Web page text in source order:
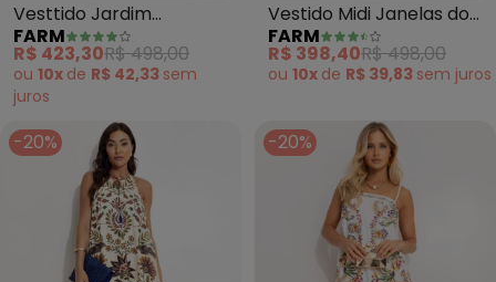
Vesttido Jardim
Majestoso (Bege)
FARM
R$ 423,30R$ 498,00
ou 10x de R$ 42,33 sem
juros
Vestido Midi Janelas do
Cerrado (Bege)
FARM
R$ 398,40R$ 498,00
ou 10x de R$ 39,83 sem juros
-20% -20%